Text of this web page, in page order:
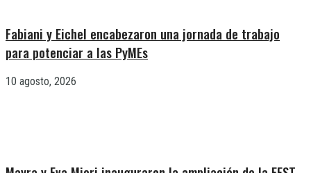
Fabiani y Eichel encabezaron una jornada de trabajo
para potenciar a las PyMEs
10 agosto, 2026